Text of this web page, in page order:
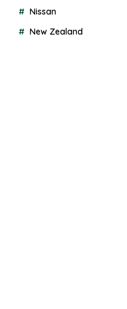
Nissan
New Zealand